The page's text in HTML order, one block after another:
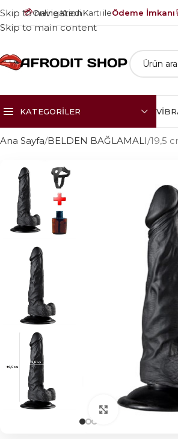
💳Online Kredi Kartı ileÖdeme İmkanı
Skip to navigation
Skip to main content
KATEGORILER
Ana Sayfa BELDEN BAĞLAMALI 19,5
Click to